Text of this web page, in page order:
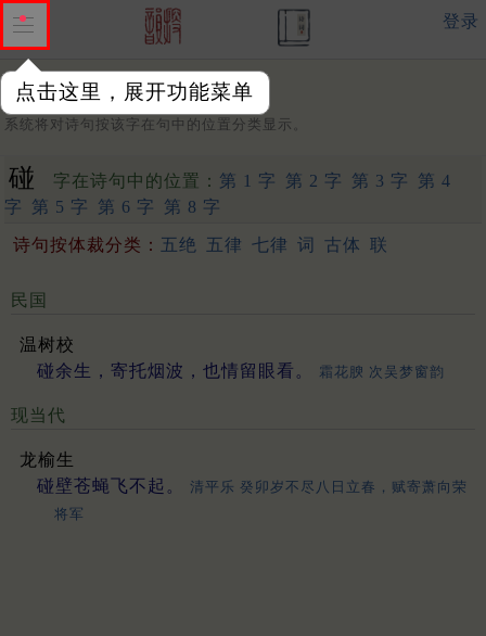
点击这里，展开功能菜单
登录
字：
系统将对诗句按该字在句中的位置分类显示。
碰 字在诗句中的位置： 第 1 字 第 2 字 第 3 字
第 4
字
第 5 字 第 6 字 第 8 字
诗句按体裁分类： 五绝 五律 七律 词 古体 联
民国
温树校
碰余生，寄托烟波，也情留眼看。
霜花腴 次吴梦窗韵
现当代
龙榆生
碰壁苍蝇飞不起。
清平乐 癸卯岁不尽八日立春，赋寄萧向荣
将军